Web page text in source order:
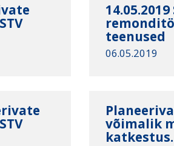
teenused
06.05.2019
võimalik
katkestus.